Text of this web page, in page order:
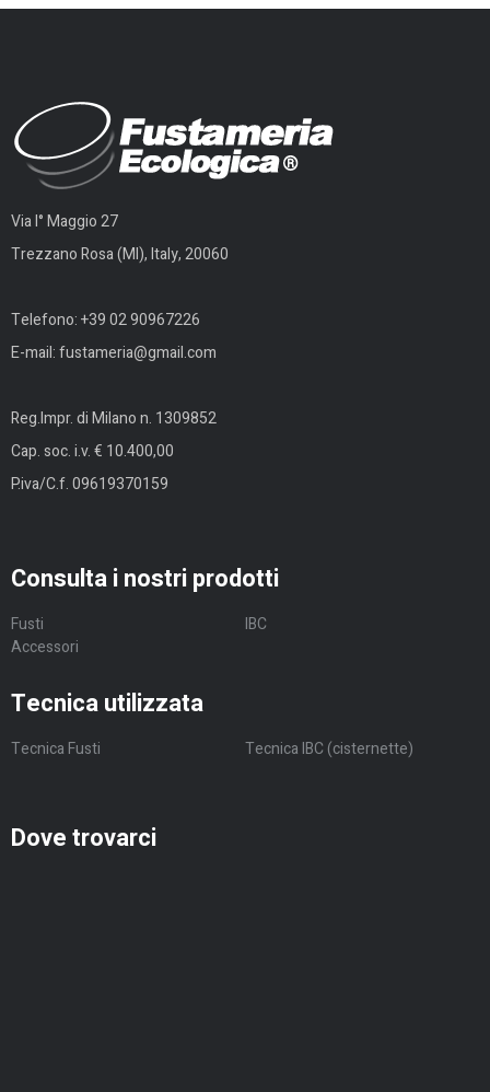
Via I° Maggio 27
Trezzano Rosa (MI), Italy, 20060
Telefono:+39 02 90967226
E-mail:fustameria@gmail.com
Reg.Impr. di Milano n. 1309852
Cap. soc. i.v. € 10.400,00
P.iva/C.f. 09619370159
Consulta i nostri prodotti
Fusti
IBC
Accessori
Tecnica utilizzata
Tecnica Fusti Tecnica IBC (cisternette)
Dove trovarci